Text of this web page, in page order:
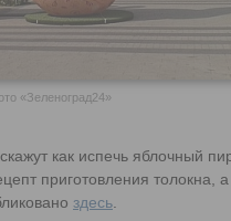
«Зеленоград24»
как испечь яблочный
приготовления толокна,
здесь